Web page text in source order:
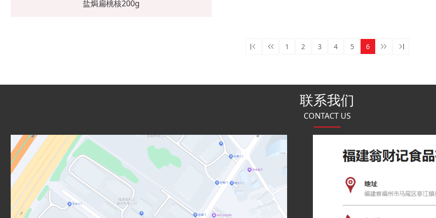
盐焗扁桃核200g
1 2 3 4 5 6
联系我们
CONTACT US